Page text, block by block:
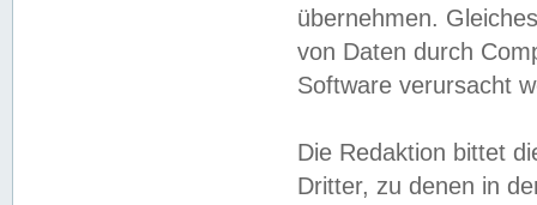
übernehmen.
von Daten durch
Software verursacht
Die Redaktion bittet
Dritter, zu denen in